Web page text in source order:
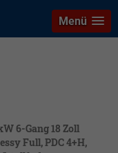
Menü
6-Gang 18 Zoll
Full, PDC 4+H,